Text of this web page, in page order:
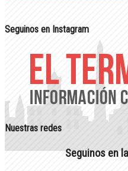
Seguinos en Instagram
Nuestras redes
Seguinos en